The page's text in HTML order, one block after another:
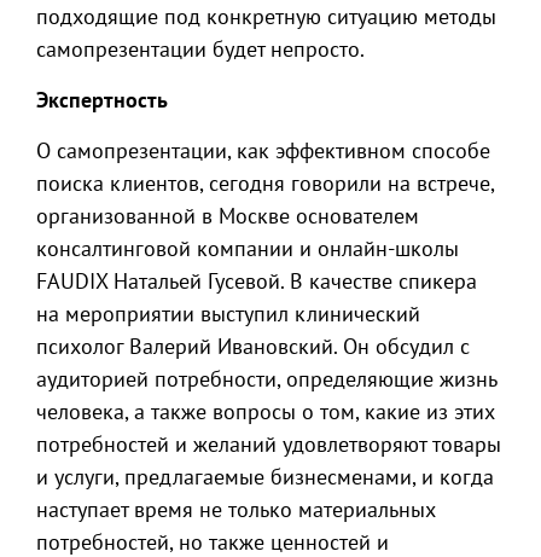
подходящие под конкретную ситуацию методы
самопрезентации будет непросто.
Экспертность
О самопрезентации, как эффективном способе
поиска клиентов, сегодня говорили на встрече,
организованной в Москве основателем
консалтинговой компании и онлайн-школы
FAUDIX Натальей Гусевой. В качестве спикера
на мероприятии выступил клинический
психолог Валерий Ивановский. Он обсудил с
аудиторией потребности, определяющие жизнь
человека, а также вопросы о том, какие из этих
потребностей и желаний удовлетворяют товары
и услуги, предлагаемые бизнесменами, и когда
наступает время не только материальных
потребностей, но также ценностей и